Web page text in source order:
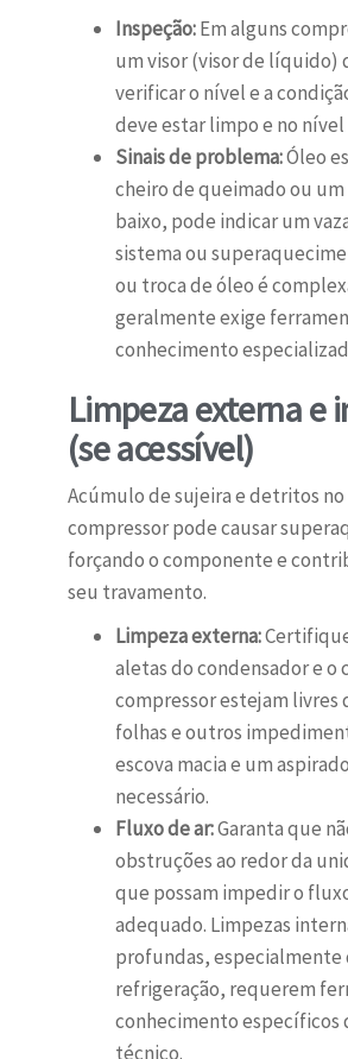
Inspeção:Em alguns
um visor (visor de líquido)
verificar o nível e a
deve estar limpo e no
Sinais de problema:Óleo
cheiro de queimado ou
baixo, pode indicar um
sistema ou
ou troca de óleo é
geralmente exige
conhecimento
Limpeza externa e
(se acessível)
Acúmulo de sujeira e detritos
compressor pode causar
forçando o componente e
seu travamento.
Limpeza externa:
aletas do condensador e o
compressor estejam livres
folhas e outros
escova macia e um
necessário.
Fluxo de ar:Garanta que
obstruções ao redor da
que possam impedir o
adequado. Limpezas
profundas,
refrigeração, requerem
conhecimento específicos
técnico.